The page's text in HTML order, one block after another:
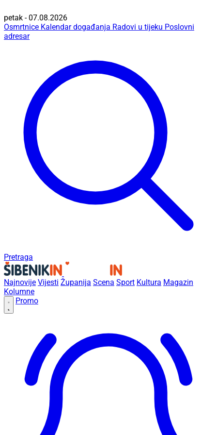
petak - 07.08.2026
Osmrtnice Kalendar događanja Radovi u tijeku Poslovni
adresar
Pretraga
Najnovije Vijesti Županija Scena Sport Kultura Magazin
Kolumne
Promo